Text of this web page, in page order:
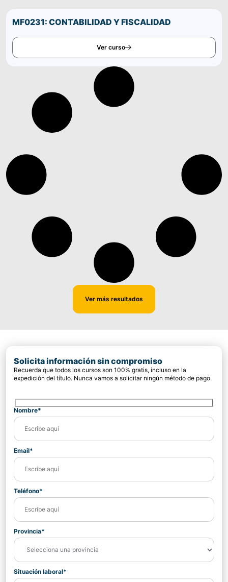
MF0231: CONTABILIDAD Y FISCALIDAD
Ver curso
Ver más resultados
Solicita información sin compromiso
Recuerda que todos los cursos son 100% gratis, incluso en la
expedición del título. Nunca vamos a solicitar ningún método de pago.
Nombre*
Email*
Teléfono*
Provincia*
Situación laboral*